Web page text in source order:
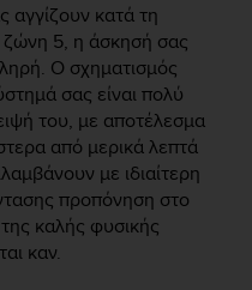
αγγίζουν κατά τη
ζώνη 5, η άσκησή σας
Ο σχηματισμός
σας είναι πολύ
του, με αποτέλεσμα
από μερικά λεπτά
με ιδιαίτερη
προπόνηση στο
καλής φυσικής
καν.